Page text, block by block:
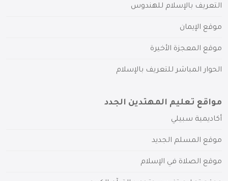
التعريف بالإسلام للهندوس
موقع الإيمان
موقع المعجزة الأخيرة
الحوار المباشر للتعريف بالإسلام
مواقع تعليم المهتدين الجدد
أكاديمية سبيلي
موقع المسلم الجديد
موقع الصلاة في الإسلام